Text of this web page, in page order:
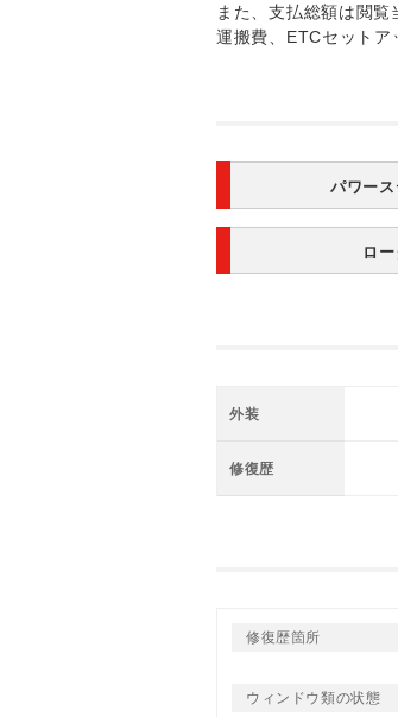
また、支払総額は閲
運搬費、ETCセットア
パワー
ロ
外装
修復歴
修復歴箇所
ウィンドウ類の状態